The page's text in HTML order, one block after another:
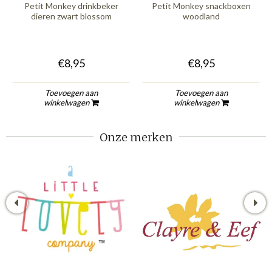
Petit Monkey drinkbeker
dieren zwart blossom
€8,95
Toevoegen aan
winkelwagen
Petit Monkey snackboxen
woodland
€8,95
Toevoegen aan
winkelwagen
Onze merken